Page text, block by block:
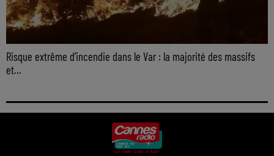
Risque extrême d’incendie dans le Var : la majorité des massifs
et...